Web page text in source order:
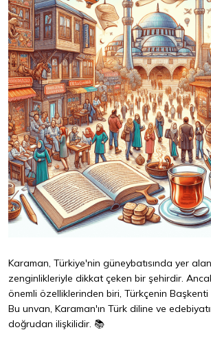
Karaman, Türkiye'nin güneybatısında yer
zenginlikleriyle dikkat çeken bir şehirdir.
önemli özelliklerinden biri, Türkçenin Başkenti
Bu unvan, Karaman'ın Türk diline ve
doğrudan ilişkilidir. 📚